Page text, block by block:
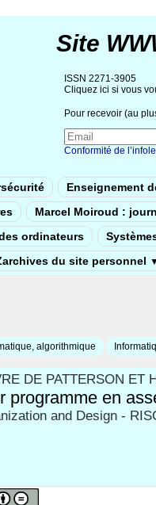
Site
ISSN 2271-3905
Cliquez ici si vous
Pour recevoir (au
Conformité de
Enseignement
Marcel Moiroud :
ordinateurs
du site personnel
algorithmique
DE PATTERSON ET
programme en
and Design -